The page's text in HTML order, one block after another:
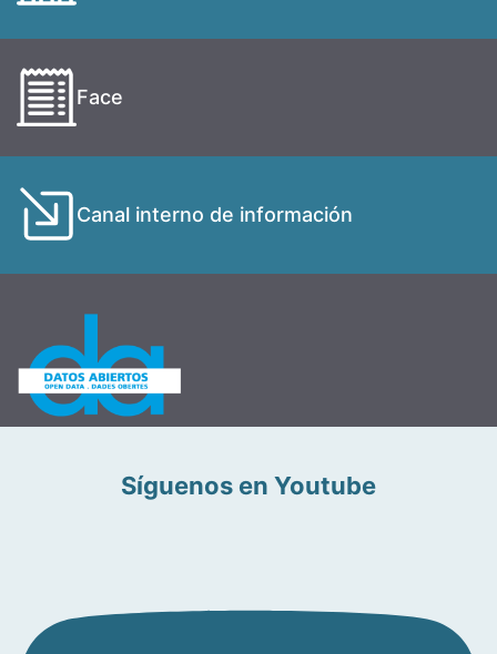
Face
Canal interno de información
Síguenos en Youtube